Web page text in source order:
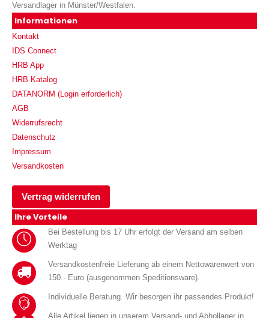
Versandlager in Münster/Westfalen.
Informationen
Kontakt
IDS Connect
HRB App
HRB Katalog
DATANORM (Login erforderlich)
AGB
Widerrufsrecht
Datenschutz
Impressum
Versandkosten
Vertrag widerrufen
Ihre Vorteile
Bei Bestellung bis 17 Uhr erfolgt der Versand am selben
Werktag
Versandkostenfreie Lieferung ab einem Nettowarenwert von
150.- Euro (ausgenommen Speditionsware).
Individuelle Beratung. Wir besorgen ihr passendes Produkt!
Alle Artikel liegen in unserem Versand- und Abhollager in